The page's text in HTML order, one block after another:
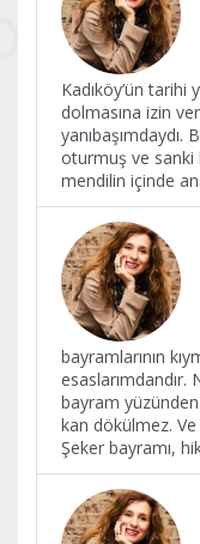
Kadıköy’ün tarihi
dolmasına izin
yanıbaşımdaydı.
oturmuş ve sanki
mendilin içinde
bayramlarının
esaslarımdandır.
bayram
kan dökülmez. Ve
Şeker bayramı,